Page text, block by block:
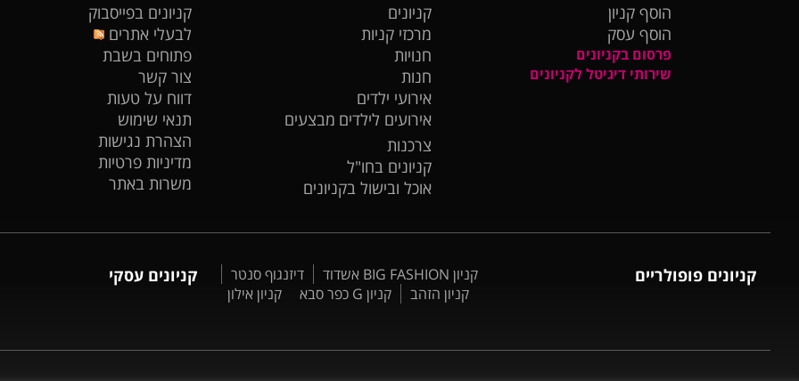
הוסף קניון
הוסף עסק
פרסום בקניונים
שירותי דיגיטל לקניונים
קניונים
מרכזי קניות
חנויות
חנות
אירועי ילדים
אירועים לילדים מבצעים
צרכנות
קניונים בחו"ל
אוכל ובישול בקניונים
קניונים בפייסבוק
לבעלי אתרים
פתוחים בשבת
צור קשר
דווח על טעות
תנאי שימוש
הצהרת נגישות
מדיניות פרטיות
משרות באתר
קניונים פופולריים קניון BIG FASHION אשדוד
דיזנגוף סנטר
קניון הזהב
קניון G כפר סבא קניון אילון
קניונים עסקי